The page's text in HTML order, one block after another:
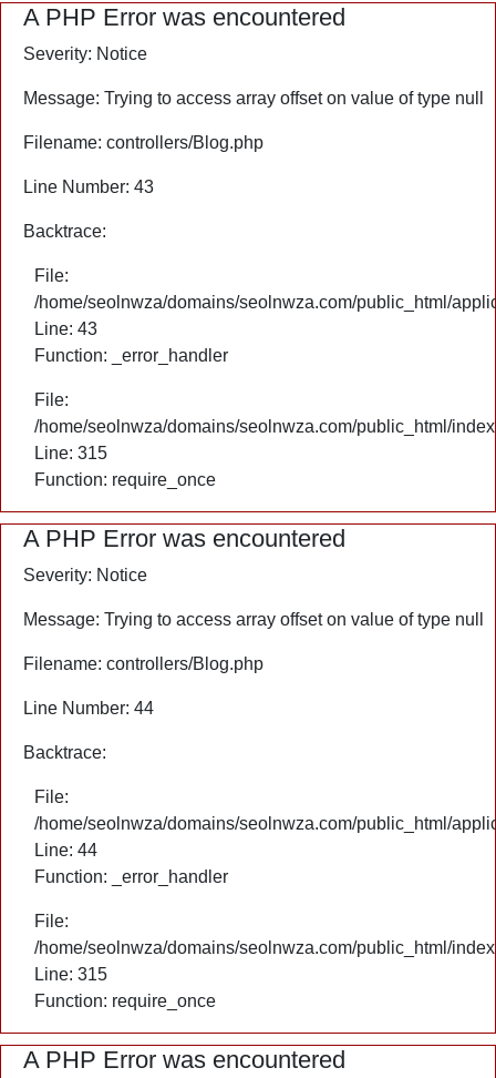
A PHP Error was encountered
Severity: Notice
Message: Trying to access array offset on value of type null
Filename: controllers/Blog.php
Line Number: 43
Backtrace:
File:
/home/seolnwza/domains/seolnwza.com/public_html/
Line: 43
Function: _error_handler
File:
/home/seolnwza/domains/seolnwza.com/public_html/
Line: 315
Function: require_once
A PHP Error was encountered
Severity: Notice
Message: Trying to access array offset on value of type null
Filename: controllers/Blog.php
Line Number: 44
Backtrace:
File:
/home/seolnwza/domains/seolnwza.com/public_html/
Line: 44
Function: _error_handler
File:
/home/seolnwza/domains/seolnwza.com/public_html/
Line: 315
Function: require_once
A PHP Error was encountered